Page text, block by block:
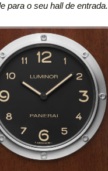
para o seu hall de entrada.